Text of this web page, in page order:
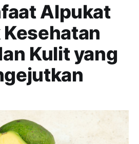
Alpukat
Kulit yang